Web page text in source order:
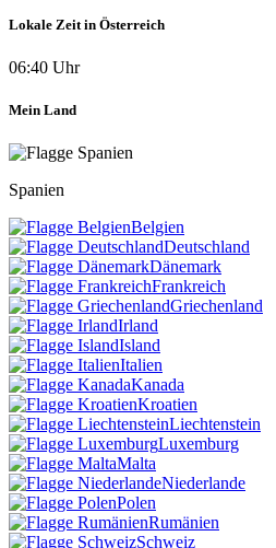
Lokale Zeit in Österreich
06:40 Uhr
Mein Land
Spanien
Belgien
Deutschland
Dänemark
Frankreich
Griechenland
Irland
Island
Italien
Kanada
Kroatien
Liechtenstein
Luxemburg
Malta
Niederlande
Polen
Rumänien
Schweiz